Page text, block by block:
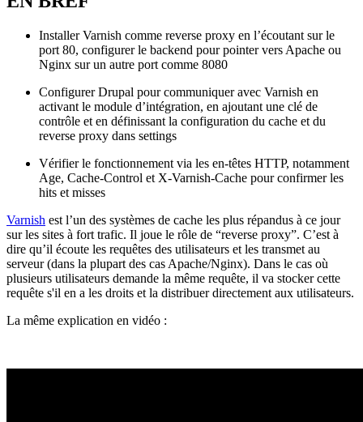
Installer Varnish comme reverse proxy en l’écoutant sur le
port 80, configurer le backend pour pointer vers Apache ou
Nginx sur un autre port comme 8080
Configurer Drupal pour communiquer avec Varnish en
activant le module d’intégration, en ajoutant une clé de
contrôle et en définissant la configuration du cache et du
reverse proxy dans settings
Vérifier le fonctionnement via les en-têtes HTTP, notamment
Age, Cache-Control et X-Varnish-Cache pour confirmer les
hits et misses
Varnish est l’un des systèmes de cache les plus répandus à ce jour
sur les sites à fort trafic. Il joue le rôle de “reverse proxy”. C’est à
dire qu’il écoute les requêtes des utilisateurs et les transmet au
serveur (dans la plupart des cas Apache/Nginx). Dans le cas où
plusieurs utilisateurs demande la même requête, il va stocker cette
requête s'il en a les droits et la distribuer directement aux utilisateurs.
La même explication en vidéo :